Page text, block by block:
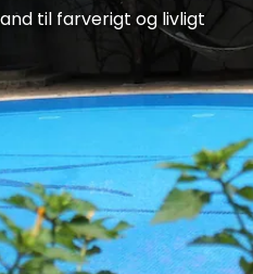
til farverigt og livligt